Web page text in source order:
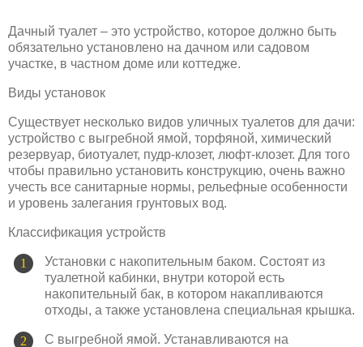
Дачный туалет – это устройство, которое должно быть
обязательно установлено на дачном или садовом
участке, в частном доме или коттедже.
Виды установок
Существует несколько видов уличных туалетов для дачи:
устройство с выгребной ямой, торфяной, химический
резервуар, биотуалет, пудр-клозет, люфт-клозет. Для того
чтобы правильно установить конструкцию, очень важно
учесть все санитарные нормы, рельефные особенности
и уровень залегания грунтовых вод.
Классификация устройств
Установки с накопительным баком. Состоят из
туалетной кабинки, внутри которой есть
накопительный бак, в котором накапливаются
отходы, а также установлена специальная крышка.
С выгребной ямой. Устанавливаются на